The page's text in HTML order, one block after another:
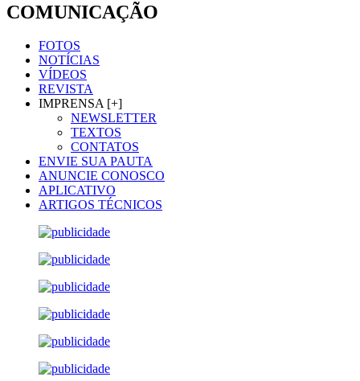
COMUNICAÇÃO
FOTOS
NOTÍCIAS
VÍDEOS
REVISTA
IMPRENSA [+]
NEWSLETTER
TEXTOS
CONTATOS
ENVIE SUA PAUTA
ANUNCIE CONOSCO
APLICATIVO
ARTIGOS TÉCNICOS